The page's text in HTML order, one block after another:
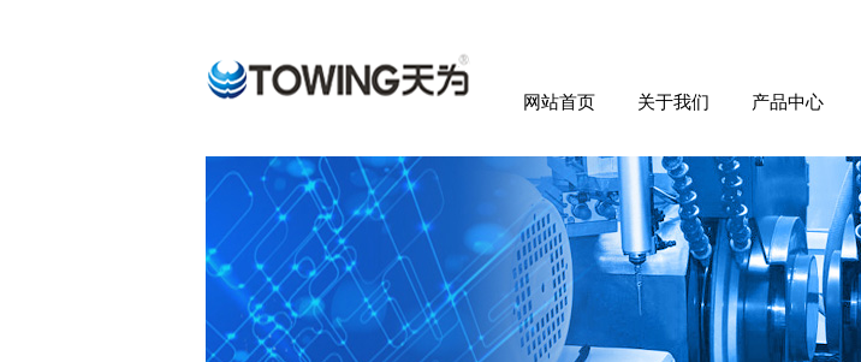
网站首页 关于我们 产品中心